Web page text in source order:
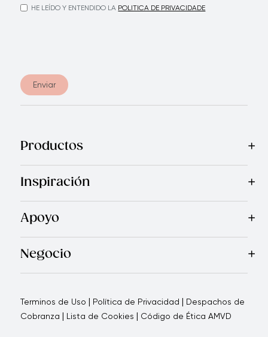
HE LEÍDO Y ENTENDIDO LA POLITICA DE PRIVACIDADE
Enviar
Productos
Mas VendidosCocinaCuchillosVajillasElectrodomésticos
Inspiración
RecetasBlogRoyal TVRevista Royal PrestigePrograma
Apoyo
ContáctanosQuienes SomosGarantía Royal Prestige
Negocio
Por qué elegirnosCómo te apoyamosBlogs -
Terminos de Uso | Política de Privacidad | Despachos de
Cobranza | Lista de Cookies | Código de Ética AMVD